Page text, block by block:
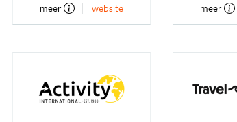
meer website meer